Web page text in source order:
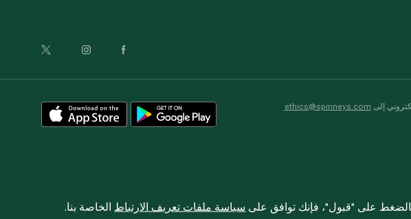
إلى ethics@spinneys.com
على "قبول"، فإنك توافق على سياسة ملفات تعريف الارتباط الخاصة بنا.